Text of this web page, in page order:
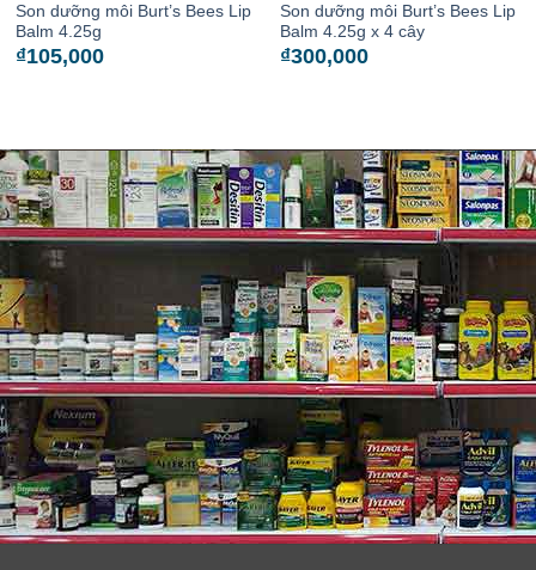
Son dưỡng môi Burt’s Bees Lip
Balm 4.25g
₫105,000
Son dưỡng môi Burt’s Bees Lip
Balm 4.25g x 4 cây
₫300,000